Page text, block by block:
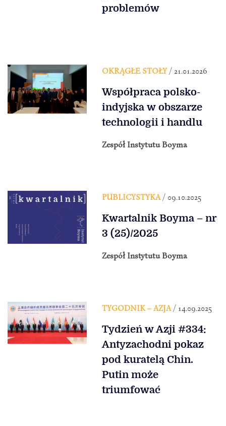
problemów
OKRĄGŁE STOŁY/ 21.01.2026
Współpraca polsko-
indyjska w obszarze
technologii i handlu
Zespół Instytutu Boyma
PUBLICYSTYKA/ 09.10.2025
Kwartalnik Boyma – nr
3 (25)/2025
Zespół Instytutu Boyma
TYGODNIK – AZJA/ 14.09.2025
Tydzień w Azji #334:
Antyzachodni pokaz
pod kuratelą Chin.
Putin może
triumfować